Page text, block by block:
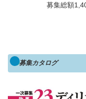
募集総額
募集カタログ